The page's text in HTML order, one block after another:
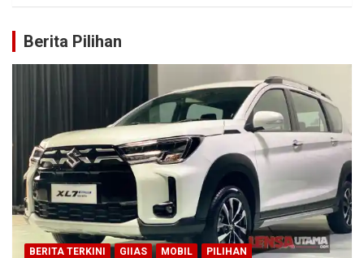
Berita Pilihan
BERITA TERKINI GIIAS MOBIL PILIHAN